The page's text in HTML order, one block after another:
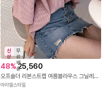
신
상
무
료
배
송
48%25,560
오프숄더 리본스트랩 여름블라우스 그닐레블라우스
아리엘스타일